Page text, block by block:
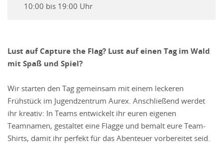
10:00 bis 19:00 Uhr
Lust auf Capture the Flag? Lust auf einen Tag im Wald
mit Spaß und Spiel?
Wir starten den Tag gemeinsam mit einem leckeren
Frühstück im Jugendzentrum Aurex. Anschließend werdet
ihr kreativ: In Teams entwickelt ihr euren eigenen
Teamnamen, gestaltet eine Flagge und bemalt eure Team-
Shirts, damit ihr perfekt für das Abenteuer vorbereitet seid.